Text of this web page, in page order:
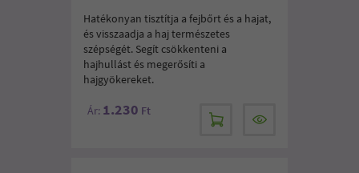
Hatékonyan tisztítja a fejbőrt és a hajat,
és visszaadja a haj természetes
szépségét. Segít csökkenteni a
hajhullást és megerősíti a
hajgyökereket.
Ár: 1.230 Ft